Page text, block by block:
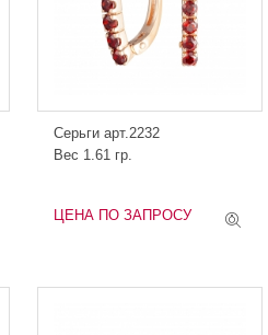
Серьги арт.2232
Вес 1.61 гр.
ЦЕНА ПО ЗАПРОСУ